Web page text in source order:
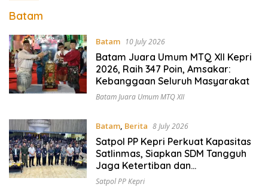
Batam
Batam 10 July 2026
Batam Juara Umum MTQ XII Kepri
2026, Raih 347 Poin, Amsakar:
Kebanggaan Seluruh Masyarakat
Batam Juara Umum MTQ XII
Batam, Berita 8 July 2026
Satpol PP Kepri Perkuat Kapasitas
Satlinmas, Siapkan SDM Tangguh
Jaga Ketertiban dan
Penanggulangan Bencana
Satpol PP Kepri